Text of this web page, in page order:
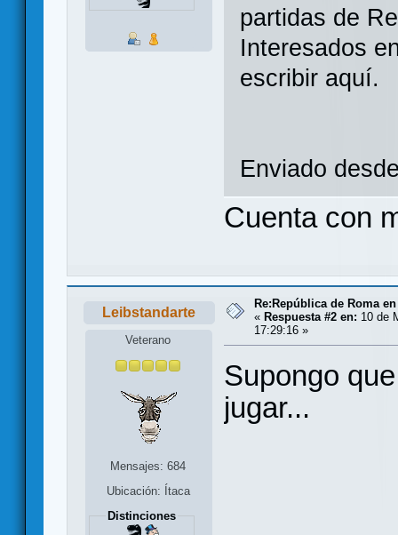
partidas de
Interesados
escribir aquí.
Enviado
Cuenta con
Leibstandarte
Veterano
Mensajes: 684
Ubicación: Ítaca
Distinciones
Re:República de Roma
« Respuesta #2 en: 10 de
17:29:16 »
Supongo
jugar...